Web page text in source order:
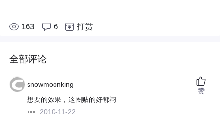
163 6 打赏
全部评论
snowmoonking
想要的效果，这图贴的好郁闷
2010-11-22
赞